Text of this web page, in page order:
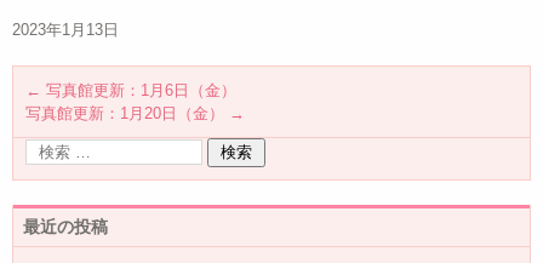
2023年1月13日
← 写真館更新：1月6日（金）
写真館更新：1月20日（金）
→
最近の投稿